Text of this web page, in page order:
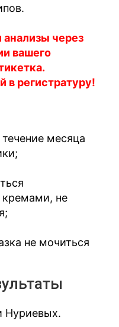
через
вашего
в регистратуру!
месяца
кремами, не
не мочиться
Нуриевых.